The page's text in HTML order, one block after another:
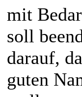
mit
soll
darauf,
guten